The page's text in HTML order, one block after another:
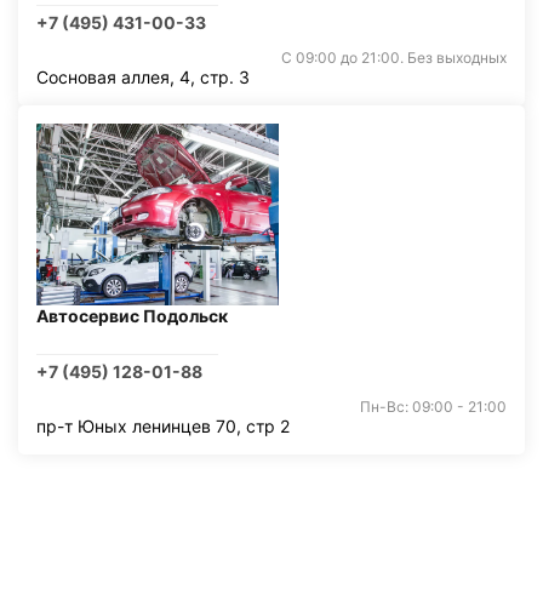
+7 (495) 431-00-33
С 09:00 до 21:00. Без выходных
Сосновая аллея, 4, стр. 3
Автосервис Подольск
+7 (495) 128-01-88
Пн-Вс: 09:00 - 21:00
пр-т Юных ленинцев 70, стр 2